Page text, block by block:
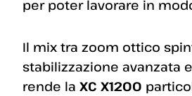
per poter lavorare in
Il mix tra zoom ottico
stabilizzazione avanzata
rende la XC X1200